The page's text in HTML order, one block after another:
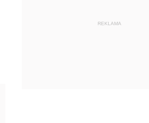
REKLAMA